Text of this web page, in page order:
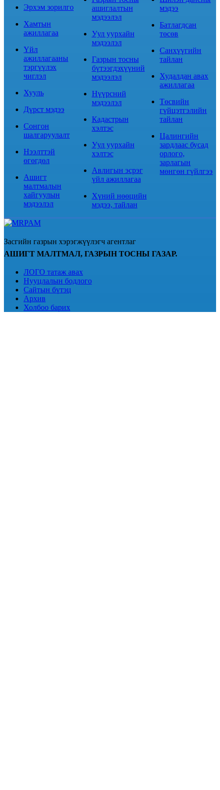
Эрхэм зорилго
Хамтын
ажиллагаа
Үйл
ажиллагааны
тэргүүлэх
чиглэл
Хууль
Дүрст мэдээ
Сонгон
шалгаруулалт
Нээлттэй
өгөгдөл
Ашигт
малтмалын
хайгуулын
мэдээлэл
ашиглалтын
мэдээлэл
Уул уурхайн
мэдээлэл
Газрын тосны
бүтээгдэхүүний
мэдээлэл
Нүүрсний
мэдээлэл
Кадастрын
хэлтэс
Уул уурхайн
хэлтэс
Авлигын эсрэг
үйл ажиллагаа
Хүний нөөцийн
мэдээ, тайлан
мэдээ
Батлагдсан
төсөв
Санхүүгийн
тайлан
Худалдан авах
ажиллагаа
Төсвийн
гүйцэтгэлийн
тайлан
Цалингийн
зардлаас бусад
орлого,
зарлагын
мөнгөн гүйлгээ
Засгийн газрын хэрэгжүүлэгч агентлаг
АШИГТ МАЛТМАЛ, ГАЗРЫН ТОСНЫ ГАЗАР.
ЛОГО татаж авах
Нууцлалын бодлого
Сайтын бүтэц
Архив
Холбоо барих